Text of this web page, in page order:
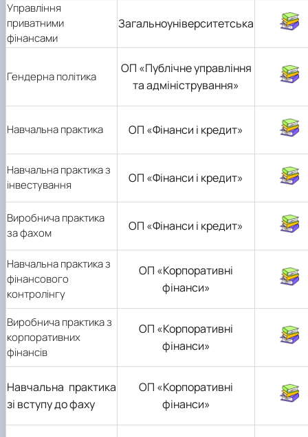
Управління
приватними
фінансами
Загальноуніверситетська
Гендерна політика
ОП «Публічне управління
та адміністрування»
Навчальна практика ОП «Фінанси і кредит»
Навчальна практика з
інвестування
ОП «Фінанси і кредит»
Виробнича практика
за фахом
ОП «Фінанси і кредит»
Навчальна практика з
фінансового
контролінгу
ОП «Корпоративні
фінанси»
Виробнича практика з
корпоративних
фінансів
ОП «Корпоративні
фінанси»
Навчальна практика
зі вступу до фаху
ОП «Корпоративні
фінанси»